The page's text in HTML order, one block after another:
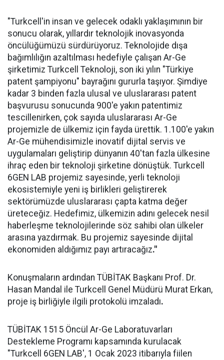
"Turkcell'in insan ve gelecek odaklı yaklaşımının bir
sonucu olarak, yıllardır teknolojik inovasyonda
öncülüğümüzü sürdürüyoruz. Teknolojide dışa
bağımlılığın azaltılması hedefiyle çalışan Ar-Ge
şirketimiz Turkcell Teknoloji, son iki yılın "Türkiye
patent şampiyonu" bayrağını gururla taşıyor. Şimdiye
kadar 3 binden fazla ulusal ve uluslararası patent
başvurusu sonucunda 900'e yakın patentimiz
tescillenirken, çok sayıda uluslararası Ar-Ge
projemizle de ülkemiz için fayda ürettik. 1.100'e yakın
Ar-Ge mühendisimizle inovatif dijital servis ve
uygulamaları geliştirip dünyanın 40'tan fazla ülkesine
ihraç eden bir teknoloji şirketine dönüştük. Turkcell
6GEN LAB projemiz sayesinde, yerli teknoloji
ekosistemiyle yeni iş birlikleri geliştirerek
sektörümüzde uluslararası çapta katma değer
üreteceğiz. Hedefimiz, ülkemizin adını gelecek nesil
haberleşme teknolojilerinde söz sahibi olan ülkeler
arasına yazdırmak. Bu projemiz sayesinde dijital
ekonomiden aldığımız payı artıracağız."
Konuşmaların ardından TÜBİTAK Başkanı Prof. Dr.
Hasan Mandal ile Turkcell Genel Müdürü Murat Erkan,
proje iş birliğiyle ilgili protokolü imzaladı.
TÜBİTAK 1515 Öncül Ar-Ge Laboratuvarları
Destekleme Programı kapsamında kurulacak
"Turkcell 6GEN LAB', 1 Ocak 2023 itibarıyla fiilen